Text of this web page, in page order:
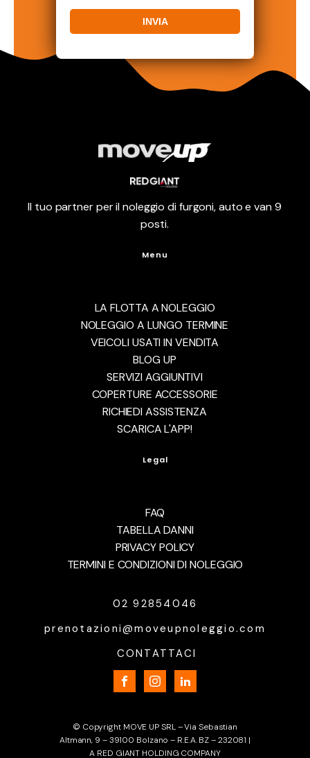
Il tuo partner per il noleggio di furgoni, auto e van 9
posti.
Menu
LA FLOTTA A NOLEGGIO
NOLEGGIO A LUNGO TERMINE
VEICOLI USATI IN VENDITA
BLOG UP
SERVIZI AGGIUNTIVI
COPERTURE ACCESSORIE
RICHIEDI ASSISTENZA
SCARICA L'APP!
Legal
FAQ
TABELLA DANNI
PRIVACY POLICY
TERMINI E CONDIZIONI DI NOLEGGIO
02 92854046
prenotazioni@moveupnoleggio.com
CONTATTACI
© Copyright MOVE UP SRL – Via Sebastian
Altmann, 9 – 39100 Bolzano – R.E.A. BZ – 232081 |
A RED GIANT HOLDING COMPANY